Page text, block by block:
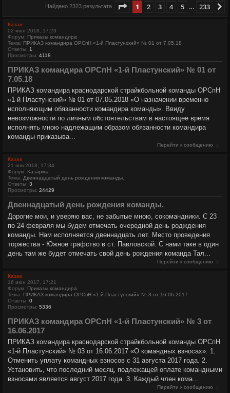
Найдено 2323 результата Страница из 233
1 2 3 4 5 233
Казак
02 июл 2018, 17:23
Форум: Приказы командира
Тема: ПРИКАЗ командира ОРСпН «1-й Пластунский» № 01 от 7.05.18
Ответы: 1
Просмотры: 4118
ПРИКАЗ командира ОРСпН «1-й Пластунский» № 01 от
7.05.18
ПРИКАЗ командира краснодарской страйкбольной команды ОРСпН
«1-й Пластунский» № 01 от 07.05.2018 «О назначении временно
исполняющим обязанности командира команды». Ввиду
невозможности по личным обстоятельствам в настоящее время
исполнять мною надлежащим образом обязанности командира
команды приказыва...
Перейти к сообщению
Казак
21 янв 2018, 17:34
Форум: Казарма
Тема: Двеннадцатый день рождения команды.
Ответы: 3
Просмотры: 24429
Двеннадцатый день рождения команды.
Дорогие мои, и уверяю вас, не забытые мною, сокомандники. С 23
по 24 февраля мы будем отмечать очередной день родждения
команды. Нам исполняется двеннадцать лет. Место проведения
торжества - Южное графство в ст. Павловской. С нами таке в один
день там же будет отмечать свой день рождения команда Тал...
Перейти к сообщению
Казак
16 июн 2017, 17:21
Форум: Приказы командира
Тема: ПРИКАЗ командира ОРСпН «1-й Пластунский» № 3 от 16.06.2017
Ответы: 0
Просмотры: 5336
ПРИКАЗ командира ОРСпН «1-й Пластунский» № 3 от
16.06.2017
ПРИКАЗ командира краснодарской страйкбольной команды ОРСпН
«1-й Пластунский» № 03 от 16.06.2017 «О командных взносах». 1.
Отменить уплату командных взносов с 31 августа 2017 года. 2.
Установить, что последний месяц, подлежащей оплате командными
взносами является август 2017 года. 3. Каждый член кома...
Перейти к сообщению